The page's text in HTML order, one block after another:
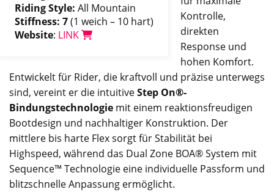
Riding Style: All Mountain
Stiffness: 7(1 weich – 10 hart)
Website: LINK
Kontrolle,
direkten
Response und
hohen Komfort.
Entwickelt für Rider, die kraftvoll und präzise unterwegs
sind, vereint er die intuitiveStep On®-
Bindungstechnologie mit einem reaktionsfreudigen
Bootdesign und nachhaltiger Konstruktion. Der
mittlere bis harte Flex sorgt für Stabilität bei
Highspeed, während das Dual Zone BOA® System mit
Sequence™ Technologie eine individuelle Passform und
blitzschnelle Anpassung ermöglicht.